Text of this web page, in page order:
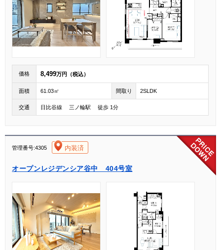
価格 8,499万円（税込）
面積 61.03㎡ 間取り 2SLDK
交通 日比谷線 三ノ輪駅 徒歩 1分
管理番号:4305 内装済
オープンレジデンシア谷中 404号室
[004]